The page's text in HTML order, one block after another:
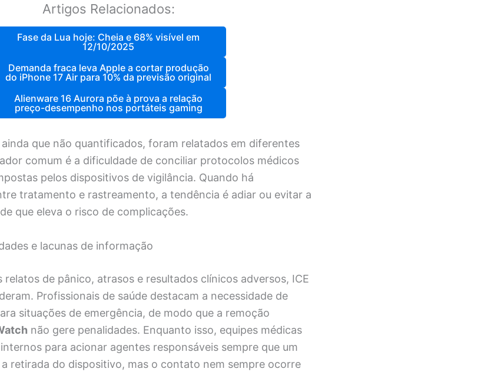
Artigos Relacionados:
Fase da Lua hoje: Cheia e 68% visível em
12/10/2025
Demanda fraca leva Apple a cortar produção
do iPhone 17 Air para 10% da previsão original
Alienware 16 Aurora põe à prova a relação
preço-desempenho nos portáteis gaming
ainda que não quantificados, foram relatados em diferentes
comum é a dificuldade de conciliar protocolos médicos
pelos dispositivos de vigilância. Quando há
tratamento e rastreamento, a tendência é adiar ou evitar a
que eleva o risco de complicações.
e lacunas de informação
relatos de pânico, atrasos e resultados clínicos adversos, ICE
Profissionais de saúde destacam a necessidade de
situações de emergência, de modo que a remoção
não gere penalidades. Enquanto isso, equipes médicas
para acionar agentes responsáveis sempre que um
retirada do dispositivo, mas o contato nem sempre ocorre